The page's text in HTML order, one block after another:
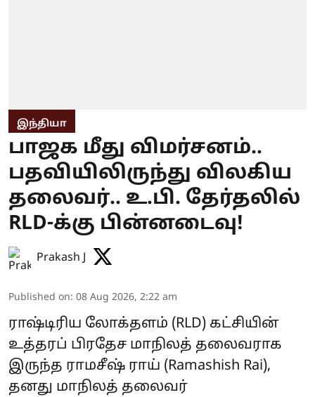
இந்தியா
பாஜக மீது விமர்சனம்..
பதவியிலிருந்து விலகிய
தலைவர்.. உ.பி. தேர்தலில்
RLD-க்கு பின்னடைவு!
Prakash J
Published on: 08 Aug 2026, 2:22 am
ராஷ்டிரிய லோக்தளம் (RLD) கட்சியின்
உத்தரப் பிரதேச மாநிலத் தலைவராக
இருந்த ராமசீஷ் ராய் (Ramashish Rai),
தனது மாநிலத் தலைவர்